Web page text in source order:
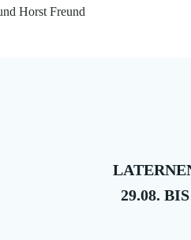
Horst Freund
29.08.